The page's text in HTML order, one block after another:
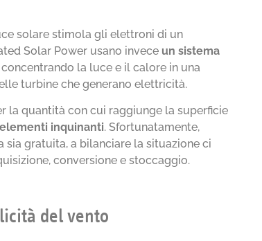
solare stimola gli elettroni di un
Solar Power usano invece un sistema
la luce e il calore in una
turbine che generano elettricità.
la quantità con cui raggiunge la superficie
inquinanti. Sfortunatamente,
gratuita, a bilanciare la situazione ci
conversione e stoccaggio.
del vento